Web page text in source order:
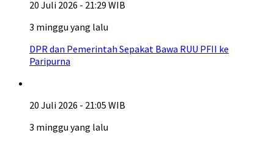
20 Juli 2026 - 21:29 WIB
3 minggu yang lalu
DPR dan Pemerintah Sepakat Bawa RUU PFII ke
Paripurna
20 Juli 2026 - 21:05 WIB
3 minggu yang lalu